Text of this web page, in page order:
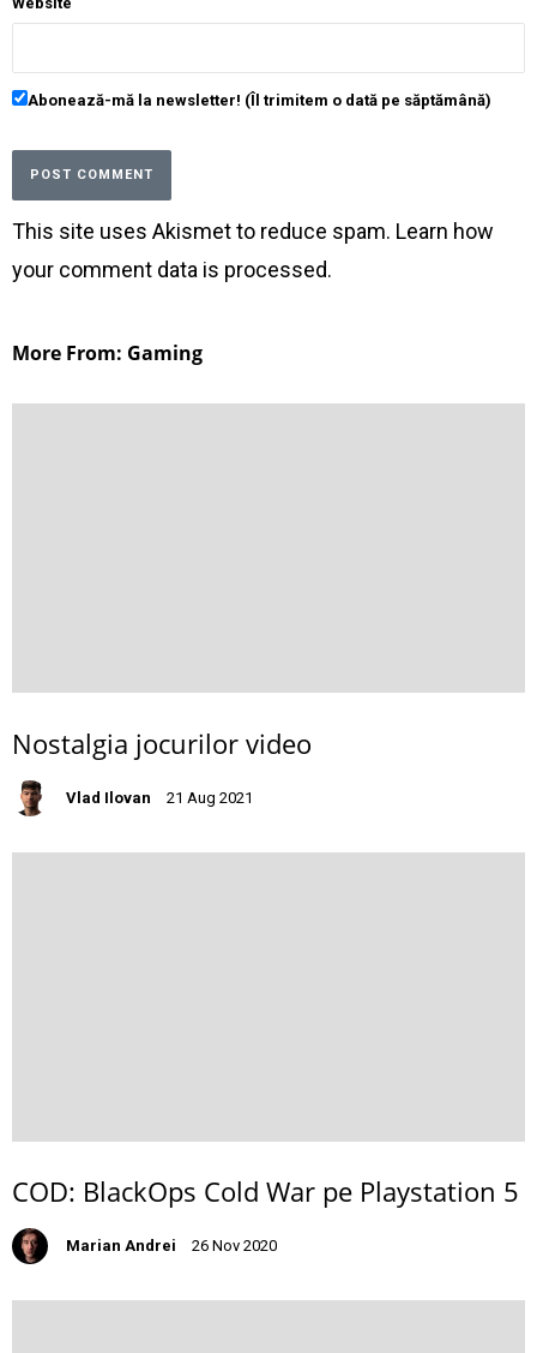
Abonează-mă la newsletter! (Îl trimitem o dată pe săptămână)
This site uses Akismet to reduce spam. Learn how
your comment data is processed.
More From: Gaming
Nostalgia jocurilor video
Vlad Ilovan 21 Aug 2021
COD: BlackOps Cold War pe Playstation 5
Marian Andrei 26 Nov 2020